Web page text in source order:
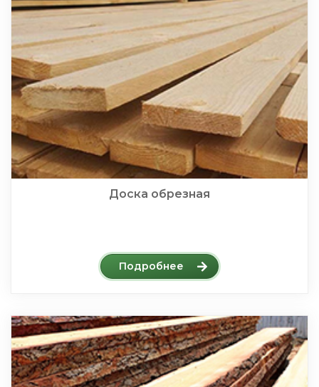
Доска обрезная
Подробнее